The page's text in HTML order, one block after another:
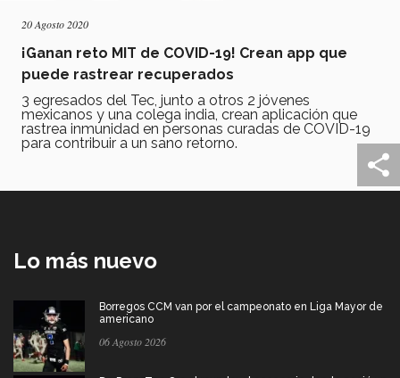
20 Agosto 2020
¡Ganan reto MIT de COVID-19! Crean app que
puede rastrear recuperados
3 egresados del Tec, junto a otros 2 jóvenes
mexicanos y una colega india, crean aplicación que
rastrea inmunidad en personas curadas de COVID-19
para contribuir a un sano retorno.
Lo más nuevo
Borregos CCM van por el campeonato en Liga Mayor de
americano
06 Agosto 2026